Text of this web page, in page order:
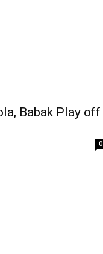
Babak Play off
0